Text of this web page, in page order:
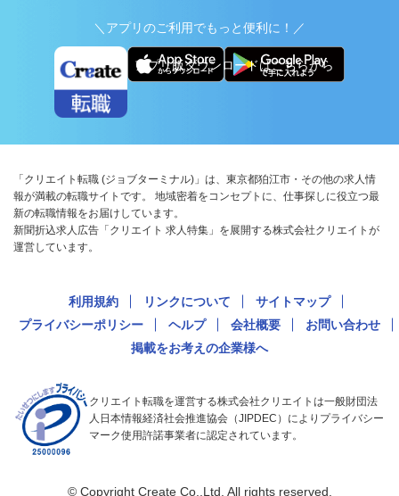
＼アプリのご利用でもっと便利に！／
アプリ版ダウンロードはこちらから
「クリエイト転職 (ジョブターミナル)」は、東京都狛江市・その他の求人情
報が満載の転職サイトです。 地域密着をコンセプトに、仕事探しに役立つ最
新の転職情報をお届けしています。
新聞折込求人広告「クリエイト 求人特集」を展開する株式会社クリエイトが
運営しています。
利用規約 リンクについて
サイトマップ
プライバシーポリシー
ヘルプ 会社概要
お問い合わせ
掲載をお考えの企業様へ
クリエイト転職を運営する株式会社クリエイトは一般財団法
人日本情報経済社会推進協会（JIPDEC）によりプライバシー
マーク使用許諾事業者に認定されています。
© Copyright Create Co.,Ltd. All rights reserved.